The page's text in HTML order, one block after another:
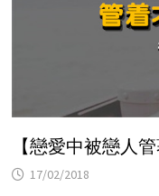
【戀愛中被戀人
17/02/2018